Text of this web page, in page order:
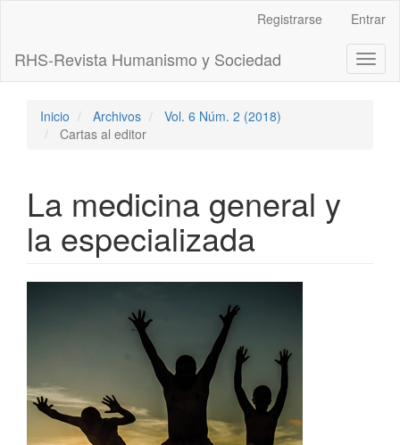
principal
Barra
Registrarse Entrar
RHS-Revista Humanismo y Sociedad
Inicio Archivos
Vol. 6 Núm. 2 (2018)
Cartas al editor
La medicina general y
la especializada
lateral
del
artículo